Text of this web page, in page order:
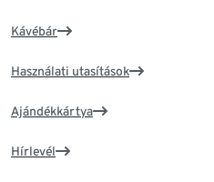
Kávébár
Használati utasítások
Ajándékkártya
Hírlevél